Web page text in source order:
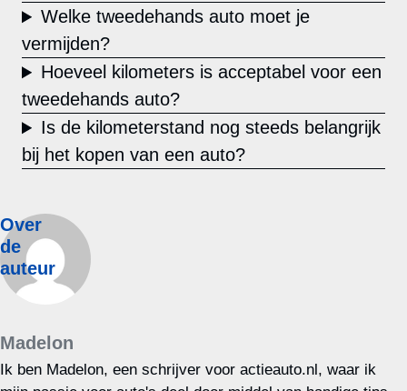
Welke tweedehands auto moet je
vermijden?
Hoeveel kilometers is acceptabel voor een
tweedehands auto?
Is de kilometerstand nog steeds belangrijk
bij het kopen van een auto?
Over
de
auteur
Madelon
Ik ben Madelon, een schrijver voor actieauto.nl, waar ik